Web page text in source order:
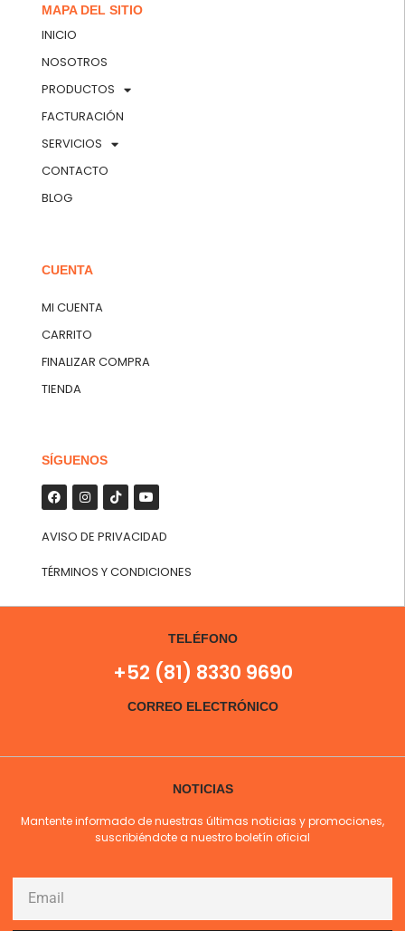
MAPA DEL SITIO
INICIO
NOSOTROS
PRODUCTOS
FACTURACIÓN
SERVICIOS
CONTACTO
BLOG
CUENTA
MI CUENTA
CARRITO
FINALIZAR COMPRA
TIENDA
SÍGUENOS
AVISO DE PRIVACIDAD
TÉRMINOS Y CONDICIONES
TELÉFONO
+52 (81) 8330 9690
CORREO ELECTRÓNICO
NOTICIAS
Mantente informado de nuestras últimas noticias y promociones,
suscribiéndote a nuestro boletín oficial